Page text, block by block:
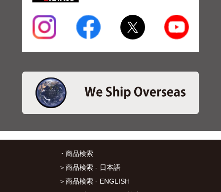
・商品検索
＞商品検索 - 日本語
＞商品検索 - ENGLISH